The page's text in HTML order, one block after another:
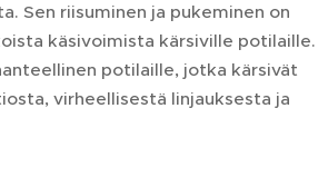
Sen riisuminen ja pukeminen on
käsivoimista kärsiville potilaille.
potilaille, jotka kärsivät
virheellisestä linjauksesta ja